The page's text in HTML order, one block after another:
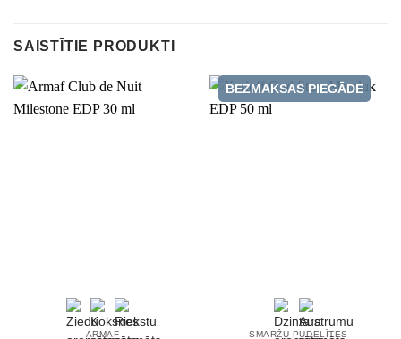
SAISTĪTIE PRODUKTI
ARMAF
BEZMAKSAS PIEGĀDE
SMARŽU PUDELĪTES